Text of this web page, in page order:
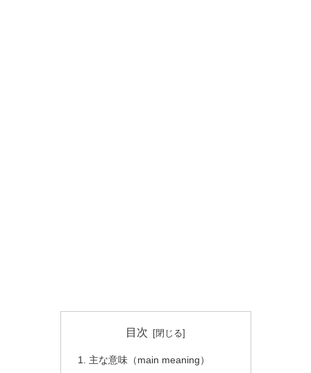
目次
主な意味（main meaning）